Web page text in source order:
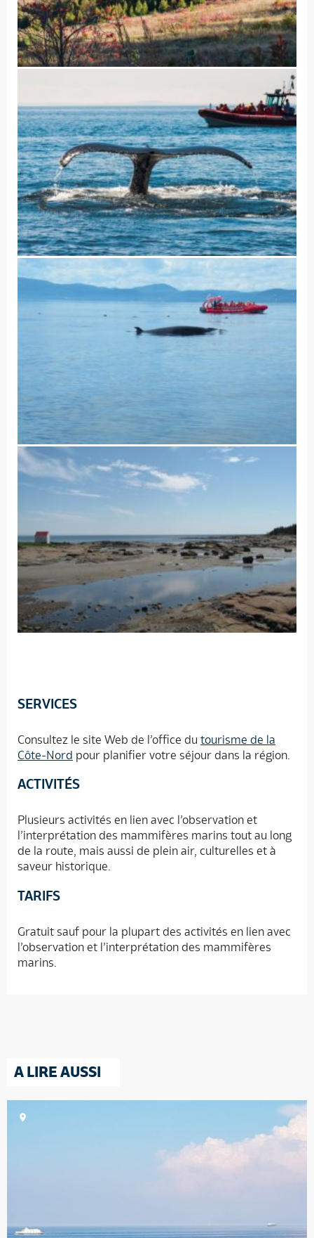
SERVICES
Consultez le site Web de l’office du tourisme de la
Côte-Nord pour planifier votre séjour dans la région.
ACTIVITÉS
Plusieurs activités en lien avec l’observation et
l’interprétation des mammifères marins tout au long
de la route, mais aussi de plein air, culturelles et à
saveur historique.
TARIFS
Gratuit sauf pour la plupart des activités en lien avec
l’observation et l’interprétation des mammifères
marins.
A LIRE AUSSI